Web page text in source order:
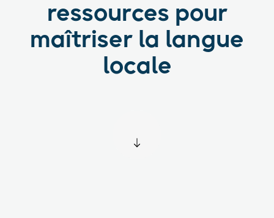
ressources pour
maîtriser la langue
locale